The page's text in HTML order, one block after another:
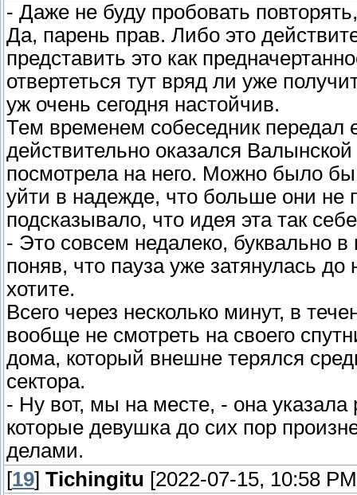
- Даже не буду пробовать
Да, парень прав. Либо это
представить это как
отвертеться тут вряд ли уже
уж очень сегодня настойчив.
Тем временем собеседник передал
действительно оказался
посмотрела на него. Можно было бы
уйти в надежде, что больше они не
подсказывало, что идея эта так
- Это совсем недалеко, буквально
поняв, что пауза уже затянулась
хотите.
Всего через несколько минут, в
вообще не смотреть на своего
дома, который внешне терялся
сектора.
- Ну вот, мы на месте, - она
которые девушка до сих пор
делами.
[19] Tichingitu [2022-07-15, 10:58